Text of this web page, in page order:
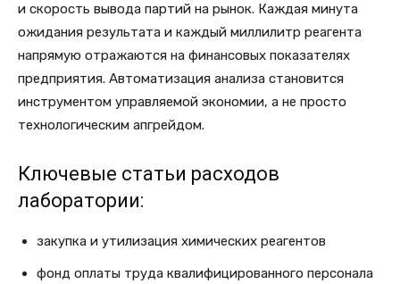
и скорость вывода партий на рынок. Каждая минута
ожидания результата и каждый миллилитр реагента
напрямую отражаются на финансовых показателях
предприятия. Автоматизация анализа становится
инструментом управляемой экономии, а не просто
технологическим апгрейдом.
Ключевые статьи расходов
лаборатории:
закупка и утилизация химических реагентов
фонд оплаты труда квалифицированного персонала